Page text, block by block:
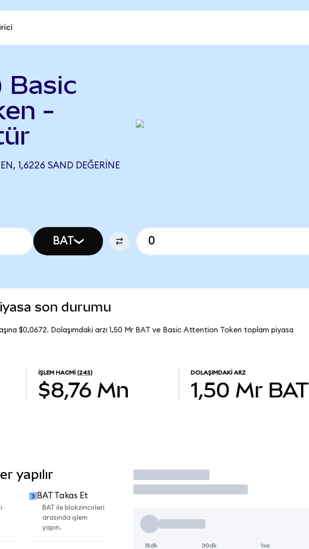
Basic
-
1,6226 SAND DEĞERINE
BAT
son durumu
$0,0672. Dolaşımdaki arzı 1,50 Mr BAT ve Basic Attention Token toplam piyasa
İŞLEM HACMI (24S)
$8,76 Mn
DOLAŞIMDAKI ARZ
1,50 Mr BAT
yapılır
BAT Takas Et
BAT ile blokzincirleri
arasında işlem
yapın.
İşlem Yap
15dk 30dk 1sa